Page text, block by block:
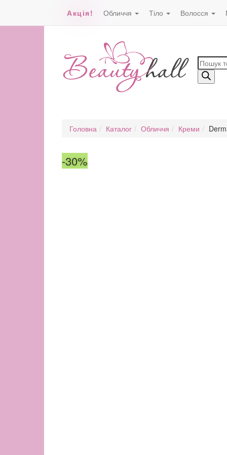
Акція! Обличчя Тіло Волосся
Пошук
товарів
Головна Каталог Обличчя Креми
-30%